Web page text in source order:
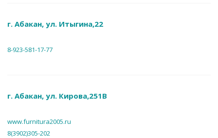
г. Абакан, ул. Итыгина,22
8-923-581-17-77
г. Абакан, ул. Кирова,251В
www.furnitura2005.ru
8(3902)305-202